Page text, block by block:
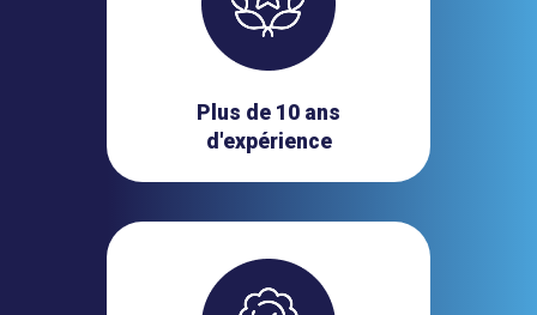
Plus de 10 ans
d'expérience